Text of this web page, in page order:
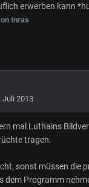
erwerben kann
Inras
Juli 2013
mal Luthains
tragen.
sonst müssen die
dem Programm